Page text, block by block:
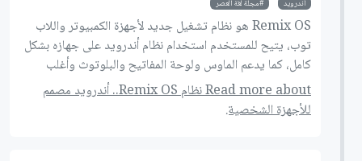
أندرويد مجلة لغة العصر
Remix OS هو نظام تشغيل جديد لأجهزة الكمبيوتر واللاب
توب، يتيح للمستخدم استخدام نظام أندرويد على جهازه بشكل
كامل، كما يدعم الماوس ولوحة المفاتيح والبلوتوث وأغلب
الهاردوير، في السطور القادمة سنتعرف على هذا النظام وأهم
مميزاته وطريقة تثبيته على جهازك، أيضا سنتطرق إلى كيفية
التعامل معه ونكتشف العديد من أسراره.
Read more about نظام Remix OS.. أندرويد مصمم
للأجهزة الشخصية.